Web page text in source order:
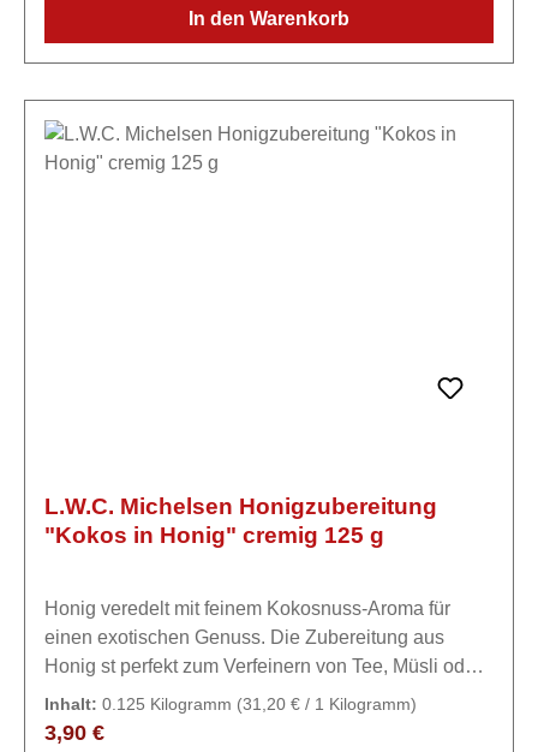
In den Warenkorb
L.W.C. Michelsen Honigzubereitung
"Kokos in Honig" cremig 125 g
Honig veredelt mit feinem Kokosnuss-Aroma für
einen exotischen Genuss. Die Zubereitung aus
Honig st perfekt zum Verfeinern von Tee, Müsli oder
Joghurt geeignet. Aber auch zum Süßen von
Speisen oder als Brotaufstrich eine hervorragende
Inhalt: 0.125 Kilogramm (31,20 € / 1 Kilogramm)
Regulärer Preis:
3,90 €